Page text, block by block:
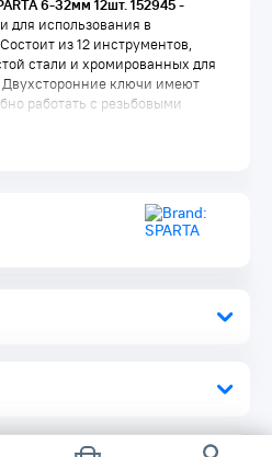
6-32мм 12шт. 152945-
для использования в
из 12 инструментов,
стали и хромированных для
ключи имеют
работать с резьбовыми